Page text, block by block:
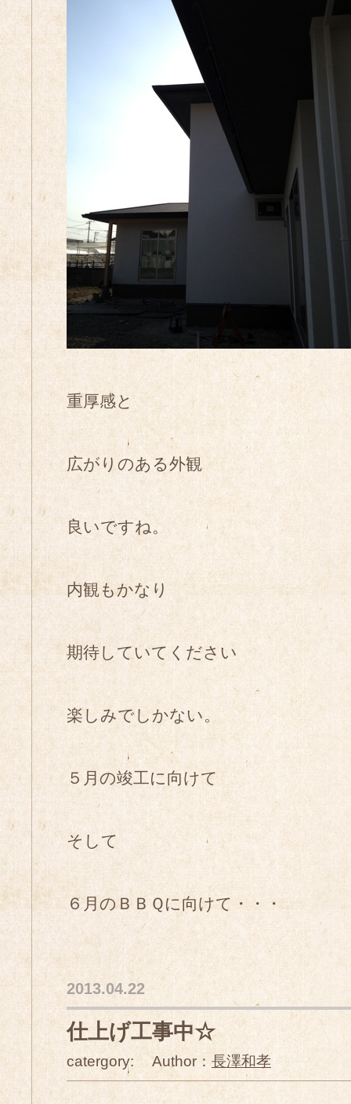
重厚感と
広がりのある外観
良いですね。
内観もかなり
期待していてください
楽しみでしかない。
５月の竣工に向けて
そして
６月のＢＢＱに向けて・・・
2013.04.22
仕上げ工事中☆
catergory: Author： 長澤和孝